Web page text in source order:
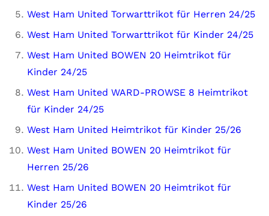
West Ham United Torwarttrikot für Herren 24/25
West Ham United Torwarttrikot für Kinder 24/25
West Ham United BOWEN 20 Heimtrikot für
Kinder 24/25
West Ham United WARD-PROWSE 8 Heimtrikot
für Kinder 24/25
West Ham United Heimtrikot für Kinder 25/26
West Ham United BOWEN 20 Heimtrikot für
Herren 25/26
West Ham United BOWEN 20 Heimtrikot für
Kinder 25/26